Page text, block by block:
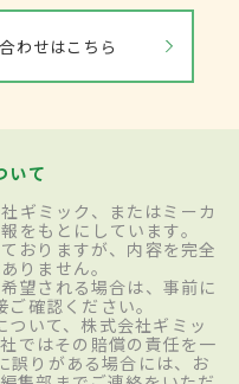
わせはこちら
いて
ギミック、またはミーカ
をもとにしています。
おりますが、内容を完全
りません。
望される場合は、事前に
確認ください。
いて、株式会社ギミッ
ではその賠償の責任を一
誤りがある場合には、お